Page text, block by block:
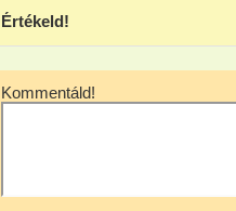
Értékeld!
Kommentáld!